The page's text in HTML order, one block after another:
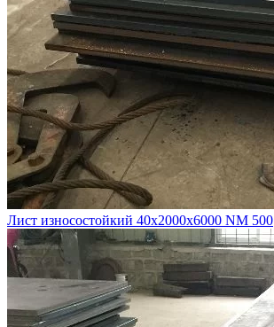
Лист износостойкий 40х2000х6000 NM 500